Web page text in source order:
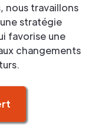
nous travaillons
stratégie
favorise une
changements